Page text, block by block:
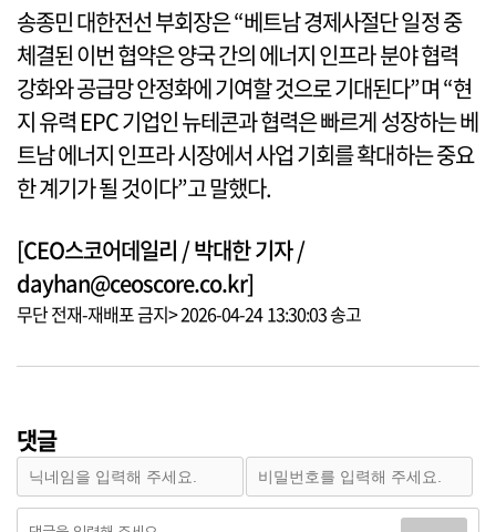
송종민 대한전선 부회장은 “베트남 경제사절단 일정 중
체결된 이번 협약은 양국 간의 에너지 인프라 분야 협력
강화와 공급망 안정화에 기여할 것으로 기대된다”며 “현
지 유력 EPC 기업인 뉴테콘과 협력은 빠르게 성장하는 베
트남 에너지 인프라 시장에서 사업 기회를 확대하는 중요
한 계기가 될 것이다”고 말했다.
[CEO스코어데일리 / 박대한 기자 /
dayhan@ceoscore.co.kr]
무단 전재-재배포 금지> 2026-04-24 13:30:03 송고
댓글